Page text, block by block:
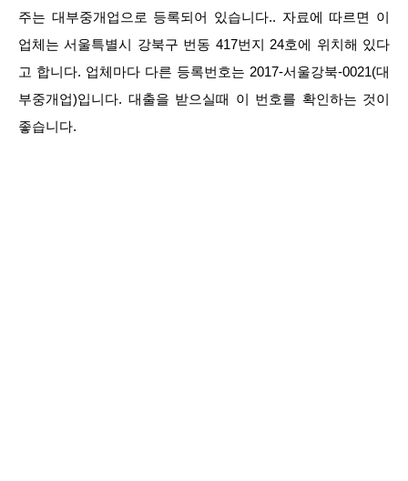
주는 대부중개업으로 등록되어 있습니다.. 자료에 따르면 이
업체는 서울특별시 강북구 번동 417번지 24호에 위치해 있다
고 합니다. 업체마다 다른 등록번호는 2017-서울강북-0021(대
부중개업)입니다. 대출을 받으실때 이 번호를 확인하는 것이
좋습니다.